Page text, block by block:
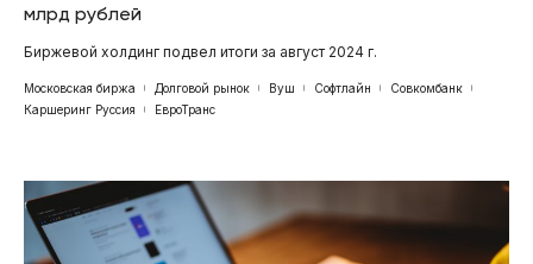
млрд рублей
Биржевой холдинг подвел итоги за август 2024 г.
Московская биржа Долговой рынок Вуш Софтлайн
Совкомбанк
Каршеринг Руссия
ЕвроТранс